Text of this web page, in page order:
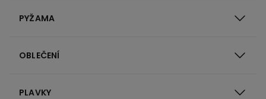
PYŽAMA
OBLEČENÍ
PLAVKY